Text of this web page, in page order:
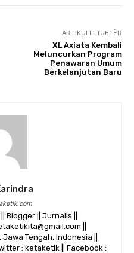
ARTIKULLI TJETËR
XL Axiata Kembali
Meluncurkan Program
Penawaran Umum
Berkelanjutan Baru
Blogger || Jurnalis ||
||
Tengah, Indonesia ||
: ketaketik || Facebook :